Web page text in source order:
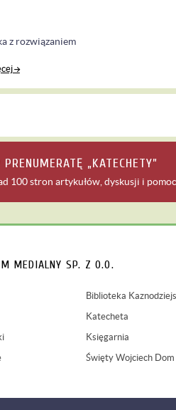
z rozwiązaniem
„KATECHETY”
100 stron artykułów, dyskusji i
MEDIALNY SP. Z O.O.
Biblioteka
Katecheta
Księgarnia
Święty Wojciech Dom